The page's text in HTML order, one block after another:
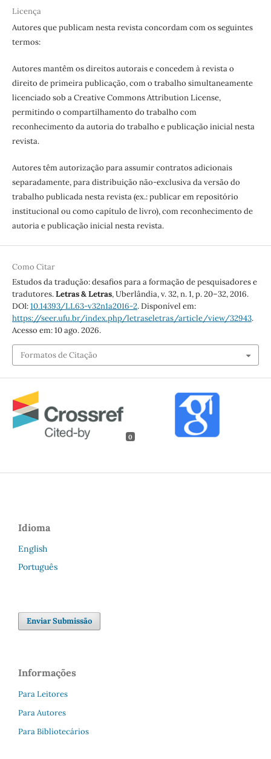
Licença
Autores que publicam nesta revista concordam com os seguintes
termos:
Autores mantêm os direitos autorais e concedem à revista o
direito de primeira publicação, com o trabalho simultaneamente
licenciado sob a Creative Commons Attribution License,
permitindo o compartilhamento do trabalho com
reconhecimento da autoria do trabalho e publicação inicial nesta
revista.
Autores têm autorização para assumir contratos adicionais
separadamente, para distribuição não-exclusiva da versão do
trabalho publicada nesta revista (ex.: publicar em repositório
institucional ou como capítulo de livro), com reconhecimento de
autoria e publicação inicial nesta revista.
Como Citar
Estudos da tradução: desafios para a formação de pesquisadores e
tradutores.Letras & Letras, Uberlândia, v. 32, n. 1, p. 20–32, 2016.
DOI:10.14393/LL63-v32n1a2016-2. Disponível em:
https://seer.ufu.br/index.php/letraseletras/article/view/32943.
Acesso em: 10 ago. 2026.
Formatos de Citação
0
Idioma
English
Português
Enviar Submissão
Informações
Para Leitores
Para Autores
Para Bibliotecários